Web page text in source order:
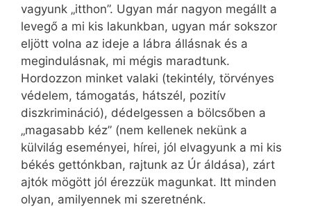
vagyunk „itthon”. Ugyan már nagyon megállt a
levegő a mi kis lakunkban, ugyan már sokszor
eljött volna az ideje a lábra állásnak és a
megindulásnak, mi mégis maradtunk.
Hordozzon minket valaki (tekintély, törvényes
védelem, támogatás, hátszél, pozitív
diszkrimináció), dédelgessen a bölcsőben a
„magasabb kéz” (nem kellenek nekünk a
külvilág eseményei, hírei, jól elvagyunk a mi kis
békés gettónkban, rajtunk az Úr áldása), zárt
ajtók mögött jól érezzük magunkat. Itt minden
olyan, amilyennek mi szeretnénk.